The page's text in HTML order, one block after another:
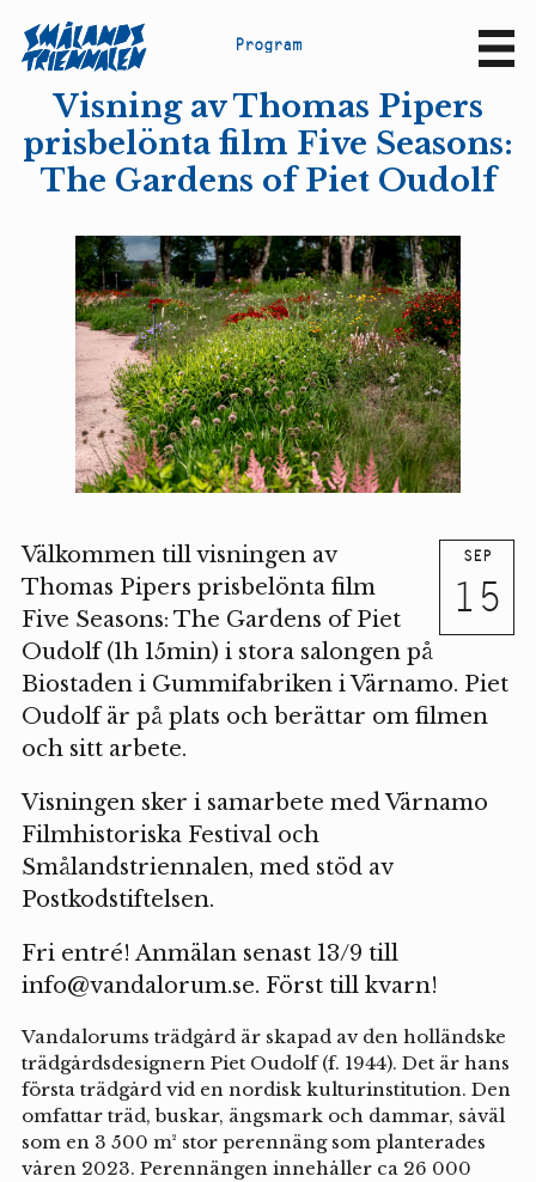
Program
Visning av Thomas Pipers
prisbelönta film Five Seasons:
The Gardens of Piet Oudolf
SEP
15
Välkommen till visningen av
Thomas Pipers prisbelönta film
Five Seasons: The Gardens of Piet
Oudolf (1h 15min) i stora salongen på
Biostaden i Gummifabriken i Värnamo. Piet
Oudolf är på plats och berättar om filmen
och sitt arbete.
Visningen sker i samarbete med Värnamo
Filmhistoriska Festival och
Smålandstriennalen, med stöd av
Postkodstiftelsen.
Fri entré! Anmälan senast 13/9 till
info@vandalorum.se. Först till kvarn!
Vandalorums trädgård är skapad av den holländske
trädgårdsdesignern Piet Oudolf (f. 1944). Det är hans
första trädgård vid en nordisk kulturinstitution. Den
omfattar träd, buskar, ängsmark och dammar, såväl
som en 3 500 m² stor perennäng som planterades
våren 2023. Perennängen innehåller ca 26 000